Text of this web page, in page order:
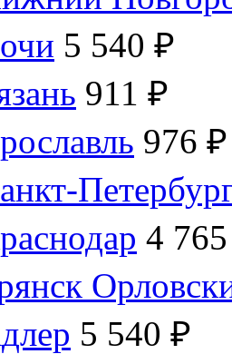
5 540 ₽
911 ₽
976 ₽
4
5 540 ₽